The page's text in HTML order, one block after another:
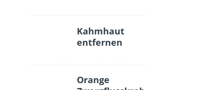
Kahmhaut
entfernen
Orange